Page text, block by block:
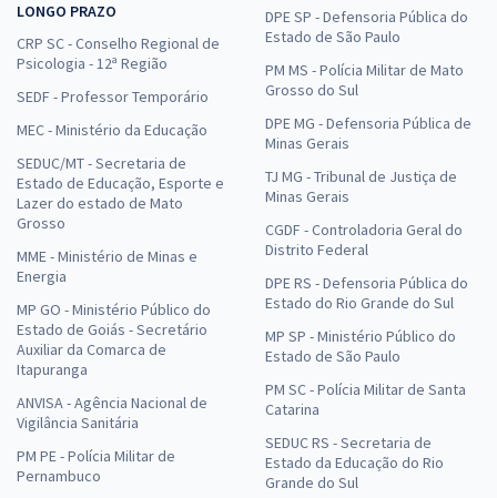
LONGO PRAZO
CRP SC - Conselho Regional de
Psicologia - 12ª Região
SEDF - Professor Temporário
MEC - Ministério da Educação
SEDUC/MT - Secretaria de
Estado de Educação, Esporte e
Lazer do estado de Mato
Grosso
MME - Ministério de Minas e
Energia
MP GO - Ministério Público do
Estado de Goiás - Secretário
Auxiliar da Comarca de
Itapuranga
ANVISA - Agência Nacional de
Vigilância Sanitária
PM PE - Polícia Militar de
Pernambuco
DPE SP - Defensoria Pública do
Estado de São Paulo
PM MS - Polícia Militar de Mato
Grosso do Sul
DPE MG - Defensoria Pública de
Minas Gerais
TJ MG - Tribunal de Justiça de
Minas Gerais
CGDF - Controladoria Geral do
Distrito Federal
DPE RS - Defensoria Pública do
Estado do Rio Grande do Sul
MP SP - Ministério Público do
Estado de São Paulo
PM SC - Polícia Militar de Santa
Catarina
SEDUC RS - Secretaria de
Estado da Educação do Rio
Grande do Sul